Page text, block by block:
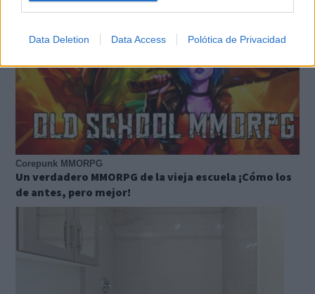
Data Deletion Data Access Polótica de Privacidad
Corepunk MMORPG
Un verdadero MMORPG de la vieja escuela ¡Cómo los
de antes, pero mejor!